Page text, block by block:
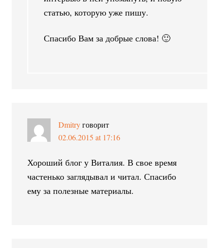
статью, которую уже пишу.
Спасибо Вам за добрые слова! 🙂
Dmitry говорит
02.06.2015 at 17:16
Хороший блог у Виталия. В свое время
частенько заглядывал и читал. Спасибо
ему за полезные материалы.